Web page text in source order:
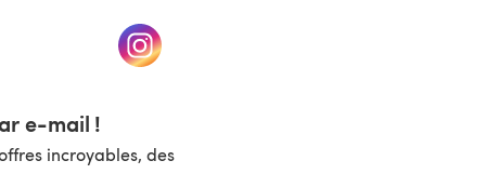
nouvel onglet) (s'ouvre dans un nouvel onglet)
e-mail !
incroyables, des